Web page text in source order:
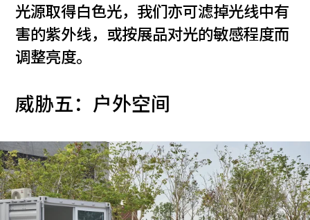
光源取得白色光，我们亦可滤掉光线中有
害的紫外线，或按展品对光的敏感程度而
调整亮度。
威胁五：户外空间